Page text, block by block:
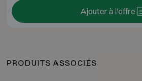
Ajouter à l'offre
PRODUITS ASSOCIÉS